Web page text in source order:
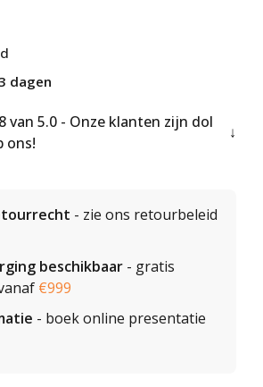
dagen
van 5.0 - Onze klanten zijn dol
ons!
- zie ons retourbeleid
beschikbaar - gratis
€999
- boek online presentatie